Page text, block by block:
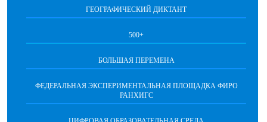
ГЕОГРАФИЧЕСКИЙ ДИКТАНТ
500+
БОЛЬШАЯ ПЕРЕМЕНА
ФЕДЕРАЛЬНАЯ ЭКСПЕРИМЕНТАЛЬНАЯ ПЛОЩАДКА ФИРО
РАНХИГС